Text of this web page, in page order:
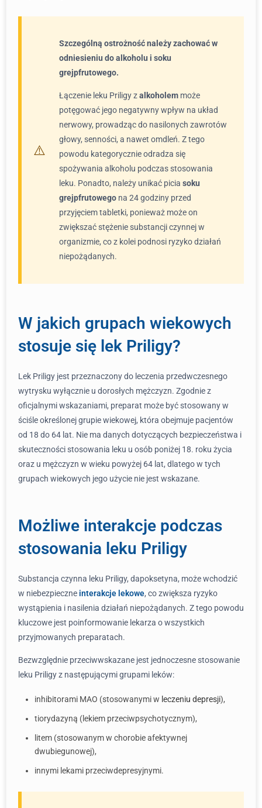
Szczególną ostrożność należy zachować w
odniesieniu do alkoholu i soku
grejpfrutowego.
Łączenie leku Priligy zalkoholem może
potęgować jego negatywny wpływ na układ
nerwowy, prowadząc do nasilonych zawrotów
głowy, senności, a nawet omdleń. Z tego
powodu kategorycznie odradza się
spożywania alkoholu podczas stosowania
leku. Ponadto, należy unikać picia soku
grejpfrutowego na 24 godziny przed
przyjęciem tabletki, ponieważ może on
zwiększać stężenie substancji czynnej w
organizmie, co z kolei podnosi ryzyko działań
niepożądanych.
W jakich grupach wiekowych
stosuje się lek Priligy?
Lek Priligy jest przeznaczony do leczenia przedwczesnego
wytrysku wyłącznie u dorosłych mężczyzn. Zgodnie z
oficjalnymi wskazaniami, preparat może być stosowany w
ściśle określonej grupie wiekowej, która obejmuje pacjentów
od 18 do 64 lat. Nie ma danych dotyczących bezpieczeństwa i
skuteczności stosowania leku u osób poniżej 18. roku życia
oraz u mężczyzn w wieku powyżej 64 lat, dlatego w tych
grupach wiekowych jego użycie nie jest wskazane.
Możliwe interakcje podczas
stosowania leku Priligy
Substancja czynna leku Priligy, dapoksetyna, może wchodzić
w niebezpieczne interakcje lekowe, co zwiększa ryzyko
wystąpienia i nasilenia działań niepożądanych. Z tego powodu
kluczowe jest poinformowanie lekarza o wszystkich
przyjmowanych preparatach.
Bezwzględnie przeciwwskazane jest jednoczesne stosowanie
leku Priligy z następującymi grupami leków:
inhibitorami MAO (stosowanymi w leczeniu depresji),
tiorydazyną (lekiem przeciwpsychotycznym),
litem (stosowanym w chorobie afektywnej
dwubiegunowej),
innymi lekami przeciwdepresyjnymi.